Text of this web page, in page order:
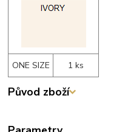
ONE SIZE 1 ks
Původ zboží